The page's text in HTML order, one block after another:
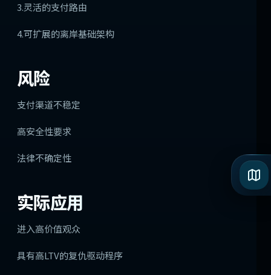
3.灵活的支付路由
4.可扩展的离岸基础架构
风险
支付渠道不稳定
高安全性要求
法律不确定性
实际应用
进入高价值观众
具有高LTV的复仇驱动程序